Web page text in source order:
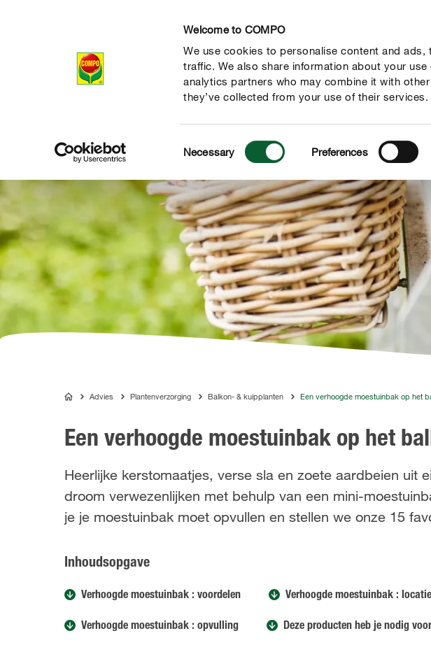
Welcome to COMPO
We use cookies to personalise content and
traffic. We also share information about your
analytics partners who may combine it with
they’ve collected from your use of their services.
Selection
Necessary Preferences
Producten Advies Thema's
natuur
COMPOAdvies Plantenverzorging Balkon- & kuipplanten Een verhoogde moestuinbak op het
Een verhoogde moestuinbak op het
Heerlijke kerstomaatjes, verse sla en zoete aardbeien uit
droom verwezenlijken met behulp van een mini-
je je moestuinbak moet opvullen en stellen we onze 15
Inhoudsopgave
Verhoogde moestuinbak : voordelen Verhoogde moestuinbak : locatie
Verhoogde moestuinbak : opvulling Deze producten heb je nodig